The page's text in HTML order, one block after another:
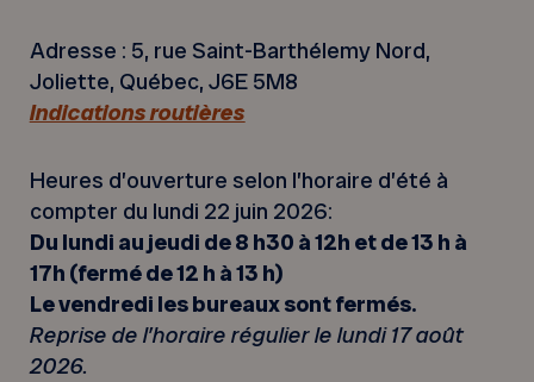
Adresse : 5, rue Saint-Barthélemy Nord,
Joliette, Québec, J6E 5M8
Indications routières
Heures d’ouverture selon l’horaire d’été à
compter du lundi 22 juin 2026:
Du lundi au jeudi de 8 h30 à 12h et de 13 h à
17h (fermé de 12 h à 13 h)
Le vendredi les bureaux sont fermés.
Reprise de l’horaire régulier le lundi 17 août
2026.